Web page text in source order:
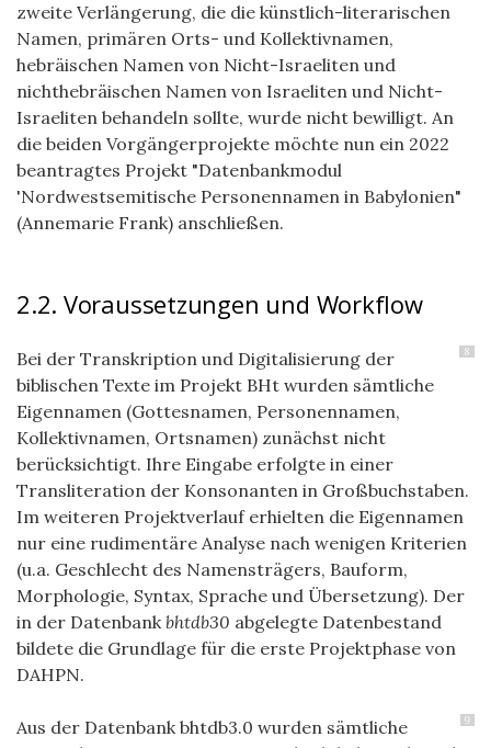
zweite Verlängerung, die die künstlich-literarischen
Namen, primären Orts- und Kollektivnamen,
hebräischen Namen von Nicht-Israeliten und
nichthebräischen Namen von Israeliten und Nicht-
Israeliten behandeln sollte, wurde nicht bewilligt. An
die beiden Vorgängerprojekte möchte nun ein 2022
beantragtes Projekt "Datenbankmodul
'Nordwestsemitische Personennamen in Babylonien"
(Annemarie Frank) anschließen.
2.2. Voraussetzungen und Workflow
8
Bei der Transkription und Digitalisierung der
biblischen Texte im Projekt BHt wurden sämtliche
Eigennamen (Gottesnamen, Personennamen,
Kollektivnamen, Ortsnamen) zunächst nicht
berücksichtigt. Ihre Eingabe erfolgte in einer
Transliteration der Konsonanten in Großbuchstaben.
Im weiteren Projektverlauf erhielten die Eigennamen
nur eine rudimentäre Analyse nach wenigen Kriterien
(u.a. Geschlecht des Namensträgers, Bauform,
Morphologie, Syntax, Sprache und Übersetzung). Der
in der Datenbankbhtdb30 abgelegte Datenbestand
bildete die Grundlage für die erste Projektphase von
DAHPN.
9
Aus der Datenbank bhtdb3.0 wurden sämtliche